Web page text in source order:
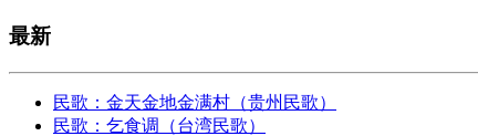
最新
民歌：金天金地金满村（贵州民歌）
民歌：乞食调（台湾民歌）